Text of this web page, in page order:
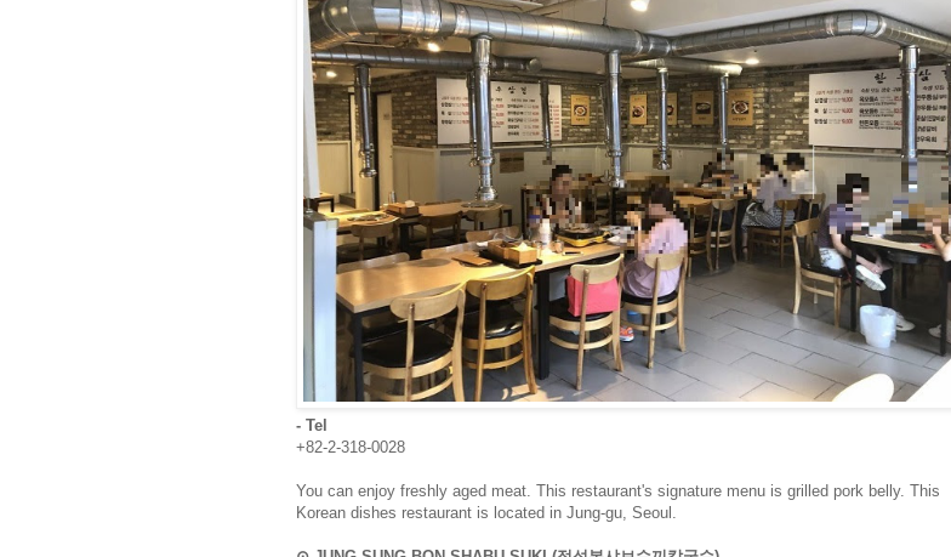
- Tel
+82-2-318-0028
You can enjoy freshly aged meat. This restaurant's signature menu is grilled pork belly. This
Korean dishes restaurant is located in Jung-gu, Seoul.